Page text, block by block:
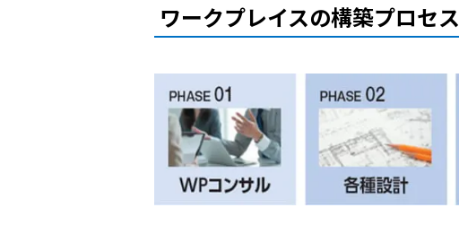
ワークプレイスの構築プロセス